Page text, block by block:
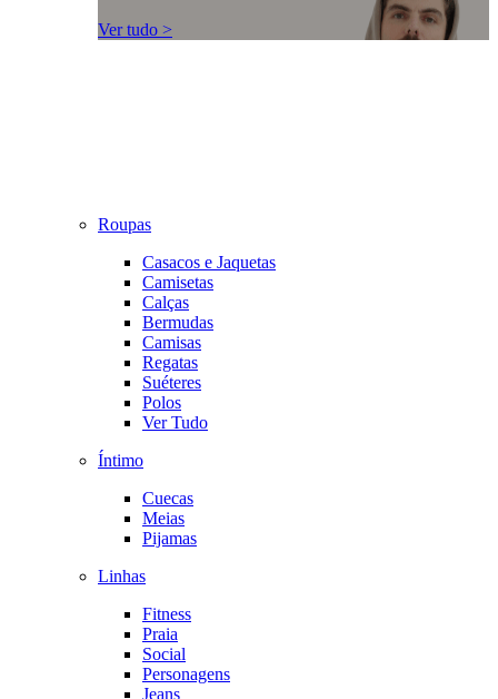
Ver tudo >
Roupas
Casacos e Jaquetas
Camisetas
Calças
Bermudas
Camisas
Regatas
Suéteres
Polos
Ver Tudo
Íntimo
Cuecas
Meias
Pijamas
Linhas
Fitness
Praia
Social
Personagens
Jeans